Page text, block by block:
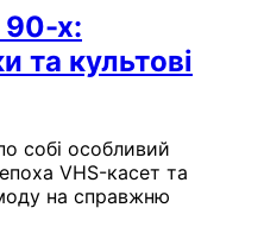
90-х:
та культові
собі особливий
VHS-касет та
на справжню